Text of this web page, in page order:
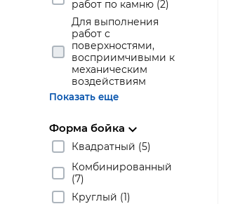
работ по камню (2)
Для выполнения
работ с
поверхностями,
восприимчивыми к
механическим
воздействиям
Показать еще
Форма бойка
Квадратный (5)
Комбинированный
(7)
Круглый (1)